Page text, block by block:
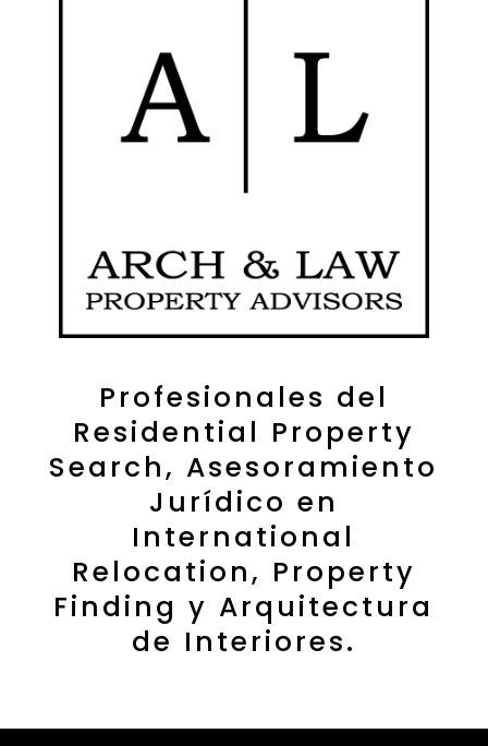
Profesionales del
Residential Property
Search, Asesoramiento
Jurídico en
International
Relocation, Property
Finding y Arquitectura
de Interiores.